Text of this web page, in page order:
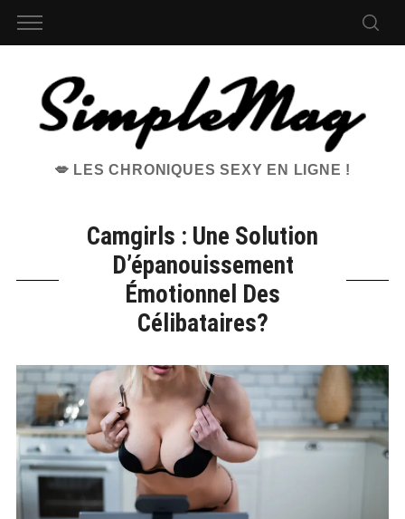
💋 LES CHRONIQUES SEXY EN LIGNE !
Camgirls : Une Solution
D’épanouissement
Émotionnel Des
Célibataires?